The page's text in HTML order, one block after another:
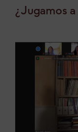
¿Jugamos